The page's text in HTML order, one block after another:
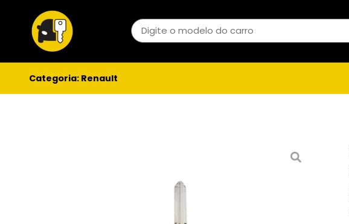
Categoria: Renault